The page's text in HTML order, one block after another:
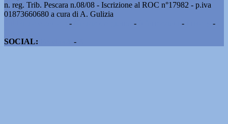
n. reg. Trib. Pescara n.08/08 - Iscrizione al ROC n°17982 - p.iva
01873660680 a cura di A. Gulizia
- - -
-
SOCIAL:
-